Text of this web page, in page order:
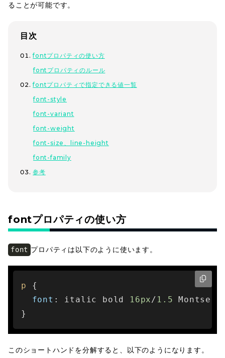
ることが可能です。
目次
fontプロパティの使い方
fontプロパティのルール
fontプロパティで指定できる値一覧
font-style
font-variant
font-weight
font-size、line-height
font-family
参考
fontプロパティの使い方
font プロパティは以下のように使います。
p {
font : italic bold 16px/ 1.5
}
このショートハンドを分解すると、以下のようになります。